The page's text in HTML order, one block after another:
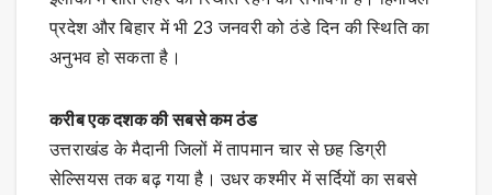
प्रदेश और बिहार में भी 23 जनवरी को ठंडे दिन की स्थिति का
अनुभव हो सकता है।
करीब एक दशक की सबसे कम ठंड
उत्तराखंड के मैदानी जिलों में तापमान चार से छह डिग्री
सेल्सियस तक बढ़ गया है। उधर कश्मीर में सर्दियों का सबसे